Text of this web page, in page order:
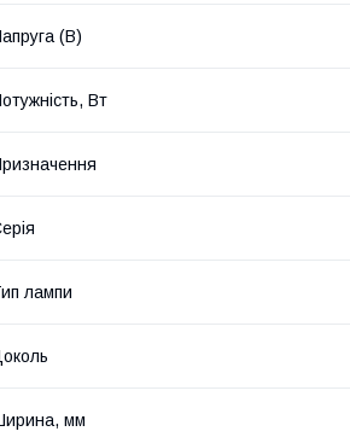
(В)
Вт
лампи
мм